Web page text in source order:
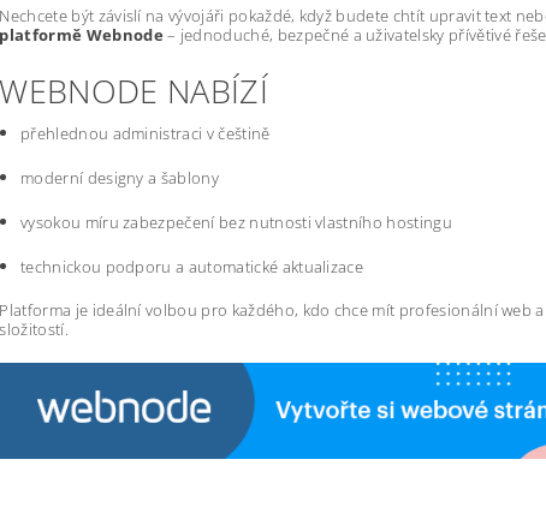
Nechcete být závislí na vývojáři pokaždé, když budete chtít upravit text
platformě Webnode – jednoduché, bezpečné a uživatelsky přívětivé
WEBNODE NABÍZÍ
přehlednou administraci v češtině
moderní designy a šablony
vysokou míru zabezpečení bez nutnosti vlastního hostingu
technickou podporu a automatické aktualizace
Platforma je ideální volbou pro každého, kdo chce mít profesionální web
složitostí.